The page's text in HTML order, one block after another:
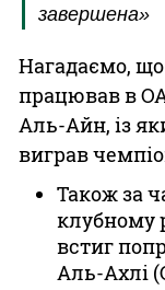
завершена»
Нагадаємо, що
працював в
Аль-Айн, із
виграв
Також за
клубному
встиг
Аль-Ахлі